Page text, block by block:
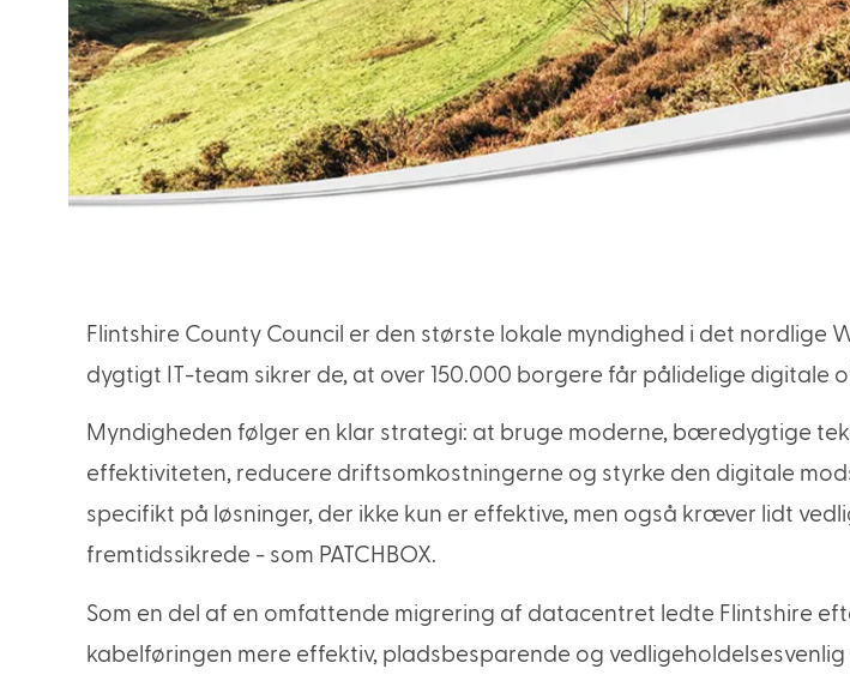
Flintshire County Council er den største lokale myndighed i det nordlige
dygtigt IT-team sikrer de, at over 150.000 borgere får pålidelige digitale
Myndigheden følger en klar strategi: at bruge moderne, bæredygtige
effektiviteten, reducere driftsomkostningerne og styrke den digitale
specifikt på løsninger, der ikke kun er effektive, men også kræver lidt
fremtidssikrede - som PATCHBOX.
Som en del af en omfattende migrering af datacentret ledte Flintshire
kabelføringen mere effektiv, pladsbesparende og vedligeholdelsesvenlig